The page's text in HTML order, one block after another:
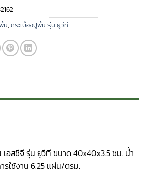
น, กระเบื้องปูพื้น รุ่น ยูวีที
อสซีจี รุ่น ยูวีที ขนาด 40x40x3.5 ซม. น้ำ
ใช้งาน 6.25 แผ่น/ตรม.